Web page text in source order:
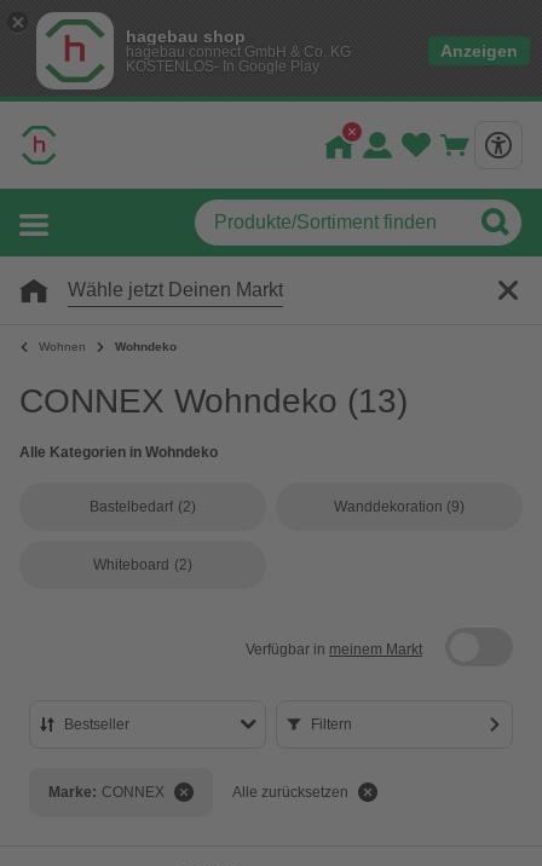
hagebau shop
hagebau connect GmbH & Co. KG
KOSTENLOS- In Google Play
Anzeigen
Wähle jetzt Deinen Markt
Wohnen Wohndeko
CONNEX Wohndeko (13)
Alle Kategorien in Wohndeko
Bastelbedarf (2) Wanddekoration (9)
Whiteboard (2)
Verfügbar in meinem Markt
Bestseller Filtern
Marke: CONNEX Alle zurücksetzen